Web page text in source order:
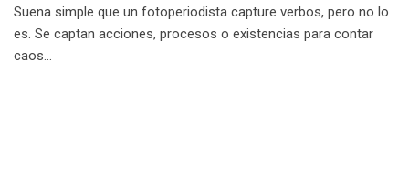
Suena simple que un fotoperiodista capture verbos, pero no lo
es. Se captan acciones, procesos o existencias para contar
caos…